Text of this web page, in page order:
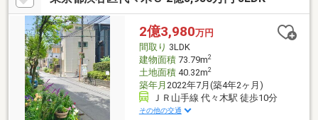
2億3,980万円
間取り 3LDK
建物面積73.79m2
土地面積40.32m2
築年月 2022年7月(築4年2ヶ月)
ＪＲ山手線 代々木駅 徒歩10分
その他の交通